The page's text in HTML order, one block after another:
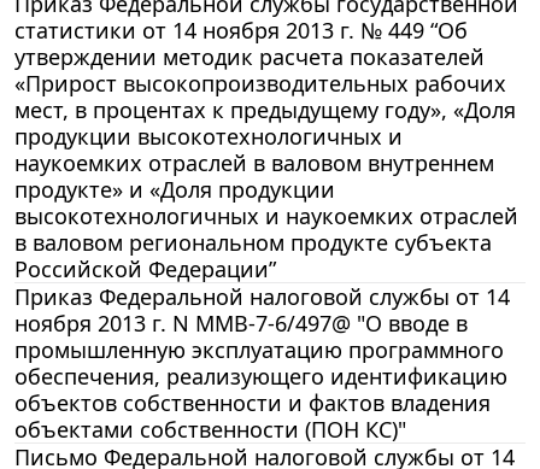
статистики от 14 ноября 2013 г. № 449 “Об
утверждении методик расчета показателей
«Прирост высокопроизводительных рабочих
мест, в процентах к предыдущему году», «Доля
продукции высокотехнологичных и
наукоемких отраслей в валовом внутреннем
продукте» и «Доля продукции
высокотехнологичных и наукоемких отраслей
в валовом региональном продукте субъекта
Российской Федерации”
Приказ Федеральной налоговой службы от 14
ноября 2013 г. N ММВ-7-6/497@ "О вводе в
промышленную эксплуатацию программного
обеспечения, реализующего идентификацию
объектов собственности и фактов владения
объектами собственности (ПОН КС)"
Письмо Федеральной налоговой службы от 14